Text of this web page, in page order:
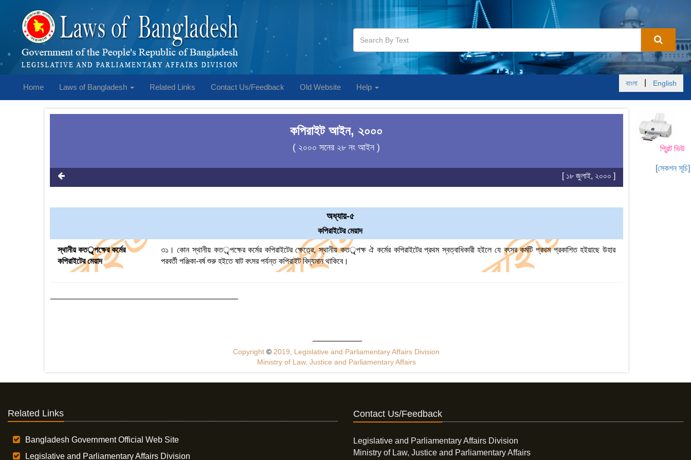
Home Laws of Bangladesh Related Links Contact Us/Feedback Old Website Help বাংলা English
প্রিন্ট ভিউ
[সেকশন সূচি]
কপিরাইট আইন, ২০০০
( ২০০০ সনের ২৮ নং আইন )
[ ১৮ জুলাই, ২০০০ ]
অধ্যায়-৫
কপিরাইটের মেয়াদ
স্থানীয় কতর্ৃপক্ষের কর্মের
কপিরাইটের মেয়াদ
৩১। কোন স্থানীয় কতর্ৃপক্ষের কর্মের কপিরাইটের ক্ষেত্রে, স্থানীয় কতর্ৃপক্ষ ঐ কর্মের কপিরাইটের প্রথম স্বত্বাধিকারী হইলে যে বৎসর কর্মটি প্রথম প্রকাশিত হইয়াছে উহার
পরবর্তী পঞ্জিকা-বর্ষ শুরু হইতে ষাট বৎসর পর্যন্ত কপিরাইট বিদ্যমান থাকিবে।
Copyright© 2019, Legislative and Parliamentary Affairs Division
Ministry of Law, Justice and Parliamentary Affairs
Related Links
Bangladesh Government Official Web Site
Legislative and Parliamentary Affairs Division
Contact Us/Feedback
Legislative and Parliamentary Affairs Division
Ministry of Law, Justice and Parliamentary Affairs